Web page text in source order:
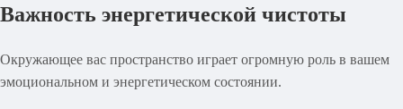
Важность энергетической чистоты
Окружающее вас пространство играет огромную роль в вашем
эмоциональном и энергетическом состоянии.